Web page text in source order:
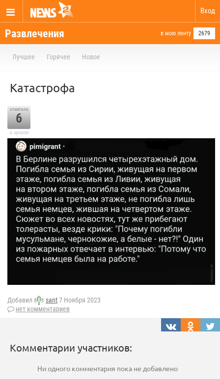
Вход
Развлечения в мою ленту 2679
Лучшее Горячее Новое
Катастрофа
отметили
6
в архиве
Добавил sant7 Ноября 2023
нет комментариев
Комментарии участников:
Ни одного комментария пока не добавлено